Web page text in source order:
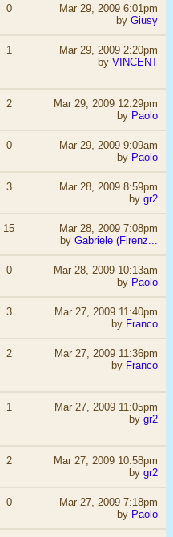
0
Mar 29, 2009 6:01pm
by Giusy
1
Mar 29, 2009 2:20pm
by VINCENT
2
Mar 29, 2009 12:29pm
by Paolo
0
Mar 29, 2009 9:09am
by Paolo
3
Mar 28, 2009 8:59pm
by gr2
15
Mar 28, 2009 7:08pm
by Gabriele (Firenz...
0
Mar 28, 2009 10:13am
by Paolo
3
Mar 27, 2009 11:40pm
by Franco
2
Mar 27, 2009 11:36pm
by Franco
1
Mar 27, 2009 11:05pm
by gr2
2
Mar 27, 2009 10:58pm
by gr2
0
Mar 27, 2009 7:18pm
by Paolo